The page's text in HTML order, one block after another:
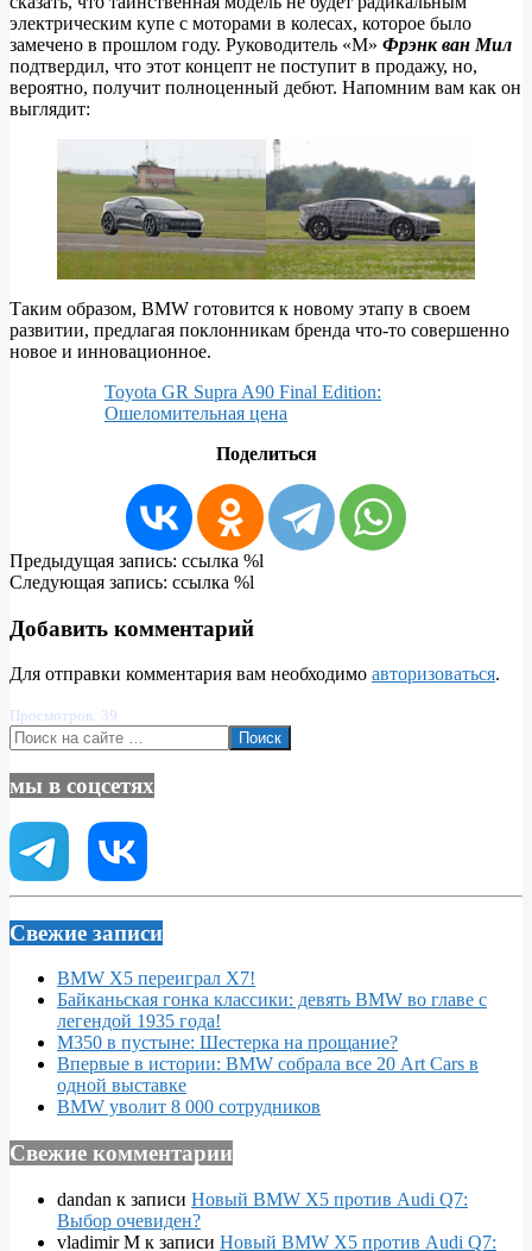
электрическим купе с моторами в колесах, которое было
замечено в прошлом году. Руководитель «M» Фрэнк ван Мил
подтвердил, что этот концепт не поступит в продажу, но,
вероятно, получит полноценный дебют. Напомним вам как он
выглядит:
Таким образом, BMW готовится к новому этапу в своем
развитии, предлагая поклонникам бренда что-то совершенно
новое и инновационное.
Toyota GR Supra A90 Final Edition:
Ошеломительная цена
Поделиться
2025-
03-
Предыдущая запись: ссылка %l
Следующая запись: ссылка %l
Добавить комментарий
Для отправки комментария вам необходимо авторизоваться.
Просмотров: 39
Поиск
мы в соцсетях
Свежие записи
BMW X5 переиграл X7!
Байканьская гонка классики: девять BMW во главе с
легендой 1935 года!
M350 в пустыне: Шестерка на прощание?
Впервые в истории: BMW собрала все 20 Art Cars в
одной выставке
BMW уволит 8 000 сотрудников
Свежие комментарии
dandan к записи Новый BMW X5 против Audi Q7:
Выбор очевиден?
vladimir M к записи Новый BMW X5 против Audi Q7: